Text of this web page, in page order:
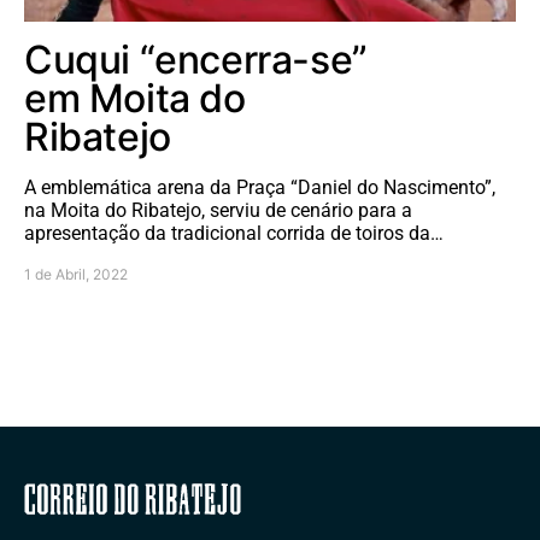
Cuqui “encerra-se”
em Moita do
Ribatejo
A emblemática arena da Praça “Daniel do Nascimento”,
na Moita do Ribatejo, serviu de cenário para a
apresentação da tradicional corrida de toiros da…
1 de Abril, 2022
Correio do Ribatejo